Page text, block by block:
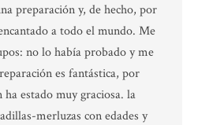
preparación y, de hecho, por
a todo el mundo. Me
no lo había probado y me
es fantástica, por
estado muy graciosa. la
merluzas con edades y